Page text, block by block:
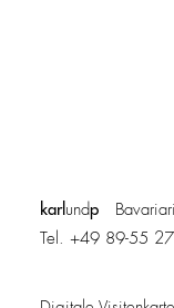
karl undp
Tel. +49 89-55